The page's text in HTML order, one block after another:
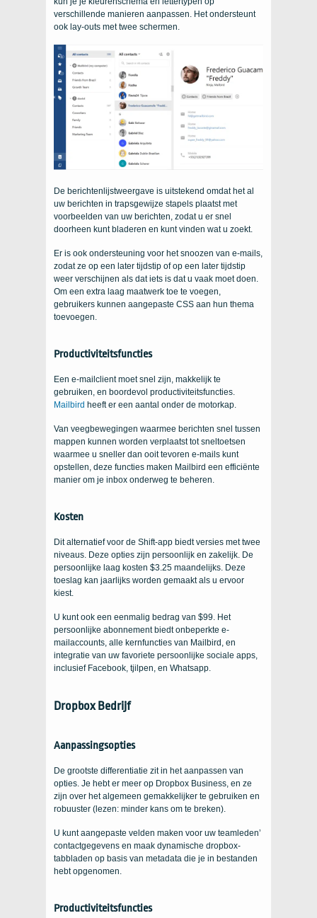
verschillende manieren aanpassen. Het ondersteunt
ook lay-outs met twee schermen.
De berichtenlijstweergave is uitstekend omdat het al
uw berichten in trapsgewijze stapels plaatst met
voorbeelden van uw berichten, zodat u er snel
doorheen kunt bladeren en kunt vinden wat u zoekt.
Er is ook ondersteuning voor het snoozen van e-mails,
zodat ze op een later tijdstip of op een later tijdstip
weer verschijnen als dat iets is dat u vaak moet doen.
Om een ​​extra laag maatwerk toe te voegen,
gebruikers kunnen aangepaste CSS aan hun thema
toevoegen.
Productiviteitsfuncties
Een e-mailclient moet snel zijn, makkelijk te
gebruiken, en boordevol productiviteitsfuncties.
Mailbird heeft er een aantal onder de motorkap.
Van veegbewegingen waarmee berichten snel tussen
mappen kunnen worden verplaatst tot sneltoetsen
waarmee u sneller dan ooit tevoren e-mails kunt
opstellen, deze functies maken Mailbird een efficiënte
manier om je inbox onderweg te beheren.
Kosten
Dit alternatief voor de Shift-app biedt versies met twee
niveaus. Deze opties zijn persoonlijk en zakelijk. De
persoonlijke laag kosten $3.25 maandelijks. Deze
toeslag kan jaarlijks worden gemaakt als u ervoor
kiest.
U kunt ook een eenmalig bedrag van $99. Het
persoonlijke abonnement biedt onbeperkte e-
mailaccounts, alle kernfuncties van Mailbird, en
integratie van uw favoriete persoonlijke sociale apps,
inclusief Facebook, tjilpen, en Whatsapp.
Dropbox Bedrijf
Aanpassingsopties
De grootste differentiatie zit in het aanpassen van
opties. Je hebt er meer op Dropbox Business, en ze
zijn over het algemeen gemakkelijker te gebruiken en
robuuster (lezen: minder kans om te breken).
U kunt aangepaste velden maken voor uw teamleden’
contactgegevens en maak dynamische dropbox-
tabbladen op basis van metadata die je in bestanden
hebt opgenomen.
Productiviteitsfuncties